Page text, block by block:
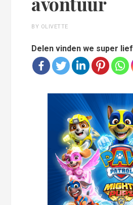
BY OLIVETTE
Delen vinden we super lief